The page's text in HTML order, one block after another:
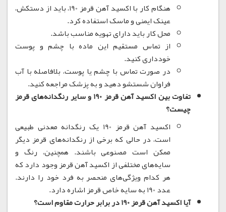
هنگام کار با اکسید آهن قرمز 190، باید از دستکش،
عینک ایمنی و ماسک استفاده کرد.
محل کار باید دارای تهویه مناسب باشد.
از تماس مستقیم این ماده با چشم و پوست
خودداری کنید.
در صورت تماس با چشم یا پوست، بلافاصله با آب
فراوان شستشو دهید و به پزشک مراجعه کنید.
تفاوت بین اکسید آهن قرمز 190 و سایر رنگدانه‌های قرمز
چیست؟
اکسید آهن قرمز 190 یک رنگدانه معدنی طبیعی
است، در حالی که برخی از رنگدانه‌های قرمز دیگر
ممکن است مصنوعی باشند. همچنین، رنگ و
سایه‌های مختلفی از اکسید آهن قرمز وجود دارد که
هر کدام ویژگی‌های منحصر به فرد خود را دارند.
عدد 190 به سایه خاص قرمز اشاره دارد.
آیا اکسید آهن قرمز 190 در برابر حرارت مقاوم است؟